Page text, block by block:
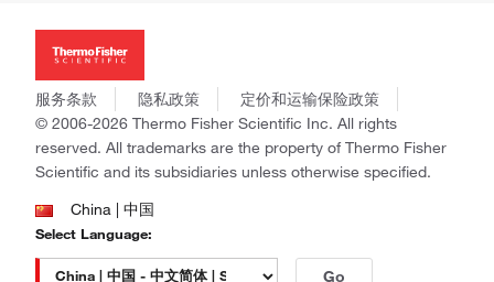
新闻
社会责任
商标
政策和通知
Applied Biosystems
Invitrogen
Gibco
Ion Torrent
Unity Lab Services
Patheon
PPD
服务条款 隐私政策
定价和运输保险政策
© 2006-2026 Thermo Fisher Scientific Inc. All rights
reserved. All trademarks are the property of Thermo Fisher
Scientific and its subsidiaries unless otherwise specified.
China | 中国
Select Language:
Go